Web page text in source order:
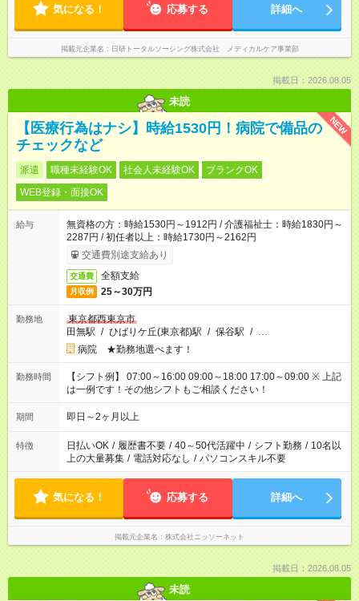
気になる！ 応募する 詳細へ
掲載元企業名 日研トータルソーシング株式会社 メディカルケア事業部
掲載日：2026.08.05
未読
NEW
【医療行為はナシ】時給1530円！病院で備品の
チェックなど
派遣 職種未経験OK 社会人未経験OK
ブランクOK
WEB登録・面接OK
給与
無資格の方：時給1530円～1912円 / 介護福祉士：時給1830円～
2287円 / 初任者以上：時給1730円～2162円
交通費別途支給あり
交通費 全額支給
月収例 25～30万円
勤務地
東京都西東京市
田無駅 / ひばりケ丘(東京都)駅 / 保谷駅 / …
病院 ★勤務地選べます！
勤務時間
【シフト例】 07:00～16:00 09:00～18:00 17:00～09:00 ※ 上記
は一例です！その他シフトもご相談ください！
期間 即日～2ヶ月以上
特徴 日払いOK / 履歴書不要 / 40～50代活躍中 / シフト勤務 / 10名以
上の大量募集 / 電話対応なし / パソコンスキル不要
気になる！ 応募する 詳細へ
掲載元企業名 株式会社ニッソーネット
掲載日：2026.08.05
未読